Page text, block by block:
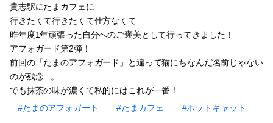
貴志駅にたまカフェに
行きたくて行きたくて仕方なくて
昨年度1年頑張った自分へのご褒美として行ってきました！
アフォガード第2弾！
前回の「たまのアフォガード」と違って猫にちなんだ名前じゃない
のが残念...。
でも抹茶の味が濃くて私的にはこれが一番！
#たまのアフォガート
#たまカフェ #ホットキャット